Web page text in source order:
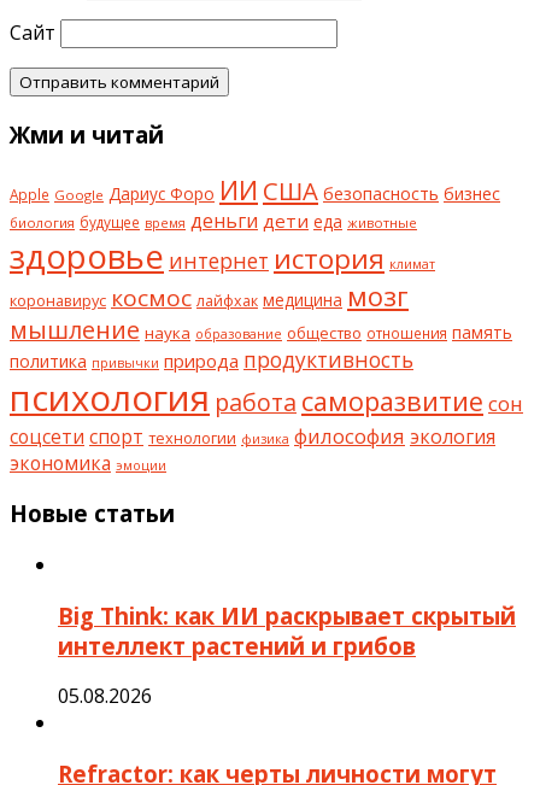
Сайт
Жми и читай
Apple Google Дариус Форо ИИ США безопасность бизнес
биология будущее время деньги дети еда животные
здоровье интернет история климат
коронавирус космос лайфхак медицина мозг
мышление наука образование общество отношения память
политика привычки природа продуктивность
психология работа саморазвитие сон
соцсети спорт технологии физика философия экология
экономика эмоции
Новые статьи
Big Think: как ИИ раскрывает скрытый
интеллект растений и грибов
05.08.2026
Refractor: как черты личности могут